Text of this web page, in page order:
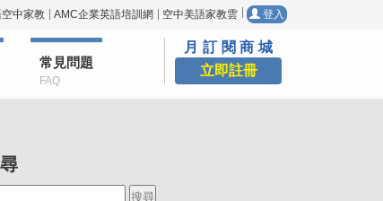
中家教 AMC企業英語培訓網 空中美語家教雲 登入
常見問題
FAQ
月訂閱商城
立即註冊